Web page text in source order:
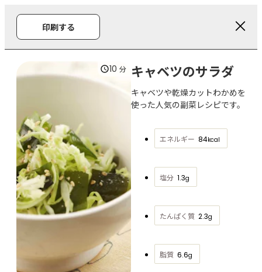
印刷する
10 分 キャベツのサラダ
キャベツや乾燥カットわかめを
使った人気の副菜レシピです。
エネルギー 84kcal
塩分 1.3g
たんぱく質 2.3g
脂質 6.6g